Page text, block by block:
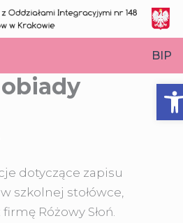
BIP
dotyczące zapisu
szkolnej stołówce,
Różowy Słoń.